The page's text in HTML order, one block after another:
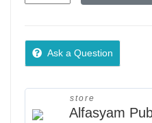
quantityAsk a Question
store
Alfasyam